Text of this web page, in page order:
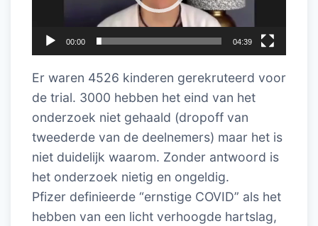
00:00 04:39
Er waren 4526 kinderen gerekruteerd voor
de trial. 3000 hebben het eind van het
onderzoek niet gehaald (dropoff van
tweederde van de deelnemers) maar het is
niet duidelijk waarom. Zonder antwoord is
het onderzoek nietig en ongeldig.
Pfizer definieerde “ernstige COVID” als het
hebben van een licht verhoogde hartslag,